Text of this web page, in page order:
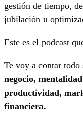
gestión de tiempo,
jubilación u
Este es el podcast
Te voy a contar todo
negocio,
productividad,
financiera.